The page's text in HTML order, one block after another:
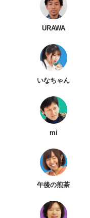
URAWA
いなちゃん
mi
午後の煎茶